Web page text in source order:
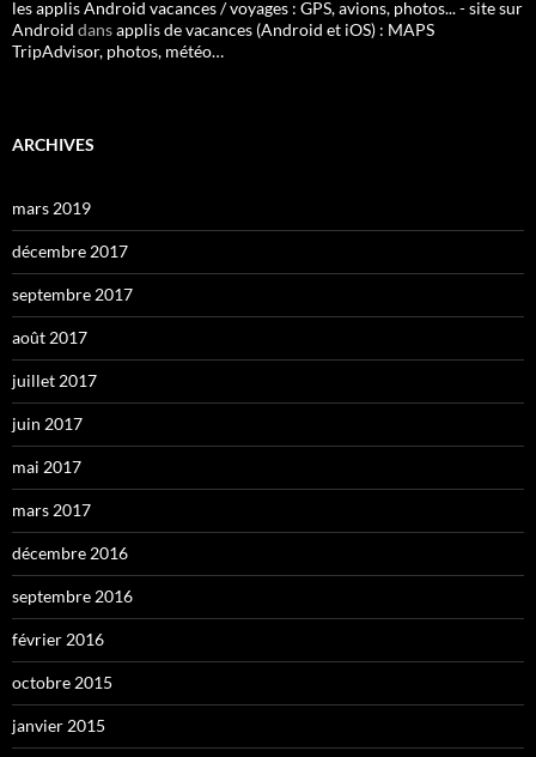
les applis Android vacances / voyages : GPS, avions, photos... - site sur
Android dansapplis de vacances (Android et iOS) : MAPS
TripAdvisor, photos, météo…
ARCHIVES
mars 2019
décembre 2017
septembre 2017
août 2017
juillet 2017
juin 2017
mai 2017
mars 2017
décembre 2016
septembre 2016
février 2016
octobre 2015
janvier 2015